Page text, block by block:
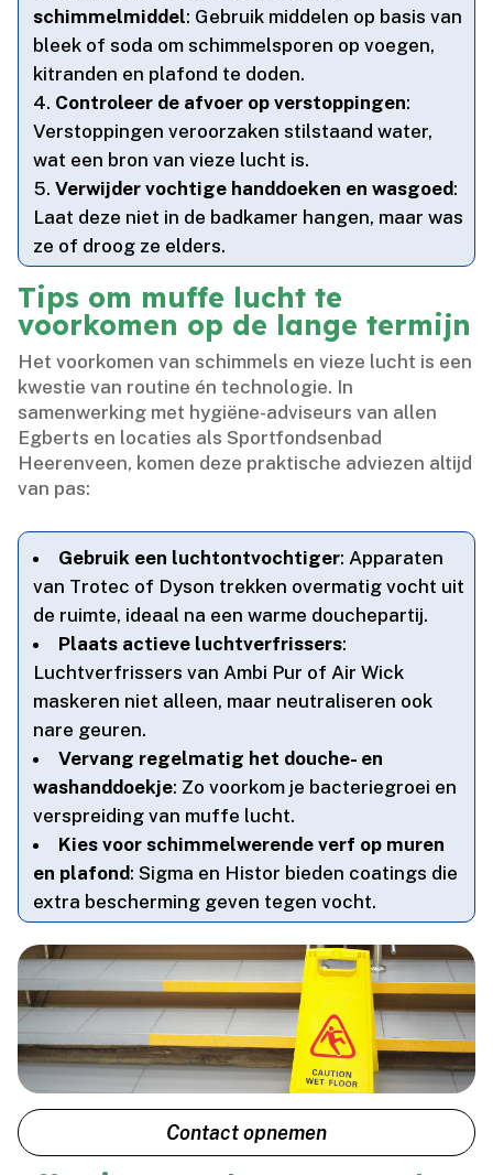
schimmelmiddel: Gebruik middelen op basis van
bleek of soda om schimmelsporen op voegen,
kitranden en plafond te doden.​
Controleer de afvoer op verstoppingen:
Verstoppingen veroorzaken stilstaand water,
wat een bron van vieze lucht is.​
Verwijder vochtige handdoeken en wasgoed:
Laat deze niet in de badkamer hangen, maar was
ze of droog ze elders.​
Tips om muffe lucht te
voorkomen op de lange termijn
Het voorkomen van schimmels en vieze lucht is een
kwestie van routine én technologie.​ In
samenwerking met hygiëne-adviseurs van allen
Egberts en locaties als Sportfondsenbad
Heerenveen, komen deze praktische adviezen altijd
van pas:
Gebruik een luchtontvochtiger: Apparaten
van Trotec of Dyson trekken overmatig vocht uit
de ruimte, ideaal na een warme douchepartij.​
Plaats actieve luchtverfrissers:
Luchtverfrissers van Ambi Pur of Air Wick
maskeren niet alleen, maar neutraliseren ook
nare geuren.​
Vervang regelmatig het douche- en
washanddoekje: Zo voorkom je bacteriegroei en
verspreiding van muffe lucht.​
Kies voor schimmelwerende verf op muren
en plafond: Sigma en Histor bieden coatings die
extra bescherming geven tegen vocht.​
Contact opnemen